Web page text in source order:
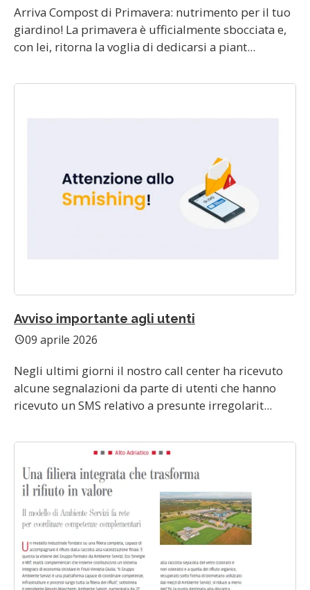
Arriva Compost di Primavera: nutrimento per il tuo
giardino! La primavera è ufficialmente sbocciata e,
con lei, ritorna la voglia di dedicarsi a piant...
Avviso importante agli utenti
schedule09 aprile 2026
Negli ultimi giorni il nostro call center ha ricevuto
alcune segnalazioni da parte di utenti che hanno
ricevuto un SMS relativo a presunte irregolarit...